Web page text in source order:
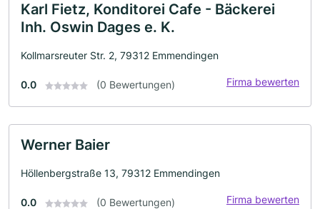
Karl Fietz, Konditorei Cafe - Bäckerei
Inh. Oswin Dages e. K.
Kollmarsreuter Str. 2, 79312 Emmendingen
0.0 (0 Bewertungen) Firma bewerten
Werner Baier
Höllenbergstraße 13, 79312 Emmendingen
0.0 (0 Bewertungen) Firma bewerten